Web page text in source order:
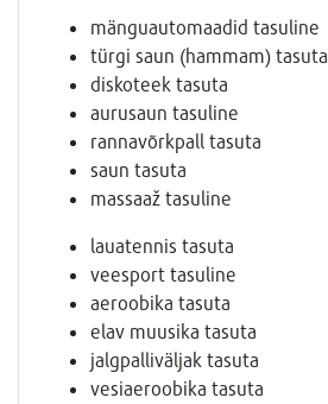
mänguautomaadid tasuline
türgi saun (hammam) tasuta
diskoteek tasuta
aurusaun tasuline
rannavõrkpall tasuta
saun tasuta
massaaž tasuline
lauatennis tasuta
veesport tasuline
aeroobika tasuta
elav muusika tasuta
jalgpalliväljak tasuta
vesiaeroobika tasuta